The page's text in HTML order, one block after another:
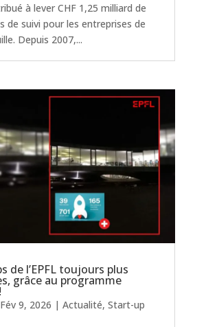
à lever CHF 1,25 milliard de
de suivi pour les entreprises de
Depuis 2007,...
de l’EPFL toujours plus
grâce au programme
Fév 9, 2026 | Actualité, Start-up